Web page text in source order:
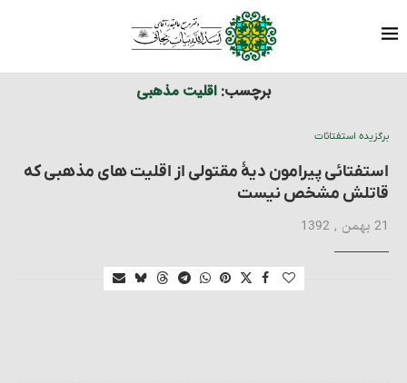
نوشته های برچسب شده با "اقلیت مذهبی"
برچسب:اقلیت مذهبی
برگزیده استفتائات
استفتائی پیرامون دیۀ مقتولی از اقلیت های مذهبی که
قاتلش مشخص نیست
21 بهمن , 1392